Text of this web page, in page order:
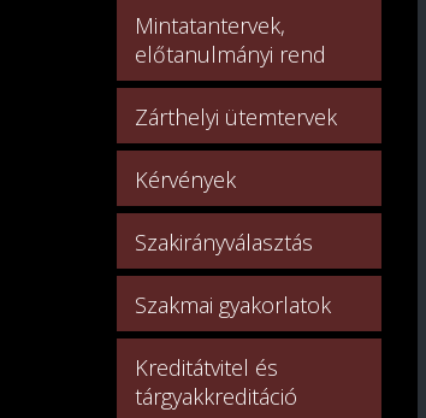
Mintatantervek,
előtanulmányi rend
Zárthelyi ütemtervek
Kérvények
Szakirányválasztás
Szakmai gyakorlatok
Kreditátvitel és
tárgyakkreditáció